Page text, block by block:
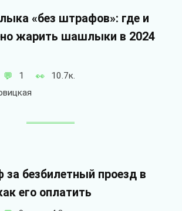
«без штрафов»: где и
жарить шашлыки в 2024
1
10.7к.
за безбилетный проезд в
его оплатить